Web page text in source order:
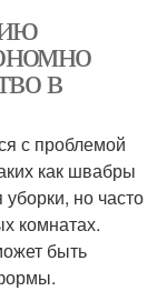
в
с проблемой
как швабры
но часто
комнатах.
быть